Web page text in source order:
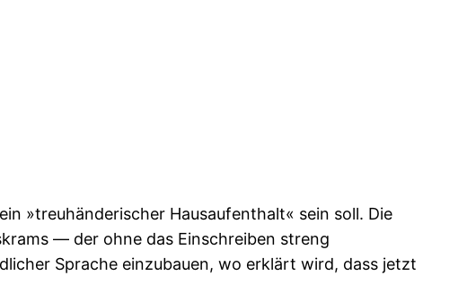
»treuhänderischer Hausaufenthalt« sein soll. Die
— der ohne das Einschreiben streng
Sprache einzubauen, wo erklärt wird, dass jetzt